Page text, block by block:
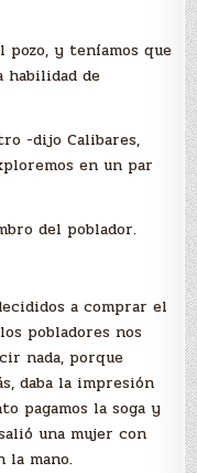
pozo, y teníamos que
habilidad de
-dijo Calibares,
en un par
del poblador.
a comprar el
pobladores nos
nada, porque
daba la impresión
pagamos la soga y
una mujer con
la mano.